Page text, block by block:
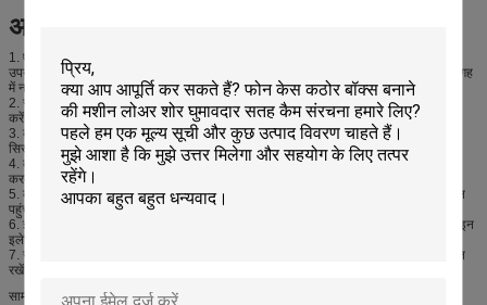
अपनी कटिंग मशीन की देखभाल कैसे करें
1. एओकेई काटने की मशीन के लिए एक अच्छा वातावरण चुनें, इसे काउंटरटॉप्स के टूटने और मशीन के
उपयोग के जीवन को प्रभावित करने के मामले में सीधे सूर्य की रोशनी से बचने के लिए, मजबूत जलीय जगह
में नहीं रखा जाना चाहिए।
2. सक्शन आउटलेट को अवरुद्ध करने के लिए नियमित रूप से काटने की मशीन काउंटरटॉप्स को साफ
करें (अल्कोहल सीधे काउंटरटॉप में डालें)।
3. कंप्यूटर सिस्टम पर आवधिक रखरखाव, अनुकूलन और एंटीवायरस काम लागू करें। अस्थिर कंप्यूटर
सिस्टम काटने की मशीन के सामान्य संचालन को भी प्रभावित करेगा।
4. काटने की मशीन पर वजन, कैंची, या अन्य वस्तुओं को न रखें, ताकि AOKE काटने की मशीन शुरू
करते समय मशीन टूल हेड को हिट न करें।
5. काटने की मशीन टेबल ट्रैक और बीम के दोनों किनारों पर भारी भार दबाएं ताकि ट्रैक को नुकसान न
पहुंचाए।
6. इलेक्ट्रिक केबल द्वारा प्लग से बचें और एओकेई काटने की मशीन को अनप्लग करें, सख्ती से ऑनलाइन
इलेक्ट्रिक केबल को अनप्लग करें। अन्यथा यह काटने की मशीन या कंप्यूटर को नुकसान पहुंचाएगा
7. जब AOKE काटने की मशीन चल रही है, दुर्घटनाओं से बचने के लिए अपने हाथों को सिर के करीब न
रखें।
सामान्य ब्लेड आवेदन